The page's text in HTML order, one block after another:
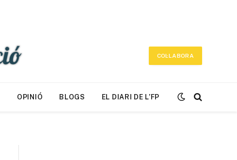
COL·LABORA
OPINIÓ BLOGS EL DIARI DE L’FP